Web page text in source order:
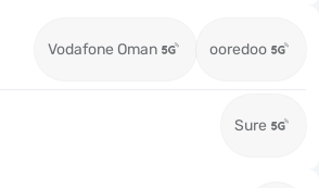
Vodafone Oman ooredoo
Sure